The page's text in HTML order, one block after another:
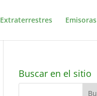
Extraterrestres Emisoras
Buscar en el sitio